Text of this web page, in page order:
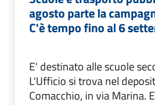
agosto parte la
C'è tempo fino al 6
E' destinato alle scuole
L'Ufficio si trova nel
Comacchio, in via Marina.